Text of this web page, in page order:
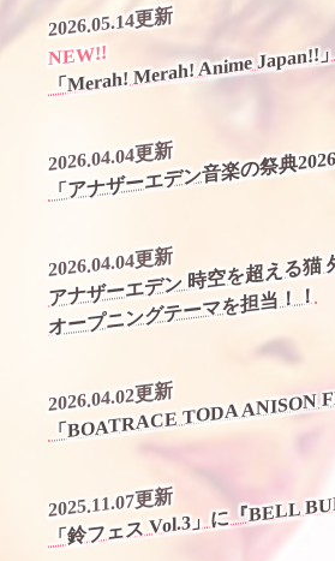
2026.05.14更新
NEW!!
「Merah! Merah! Anime
2026.04.04更新
「アナザーエデン音楽の祭典
2026.04.04更新
アナザーエデン 時空を超える
オープニングテーマを担当！！
2026.04.02更新
「BOATRACE TODA ANISON
2025.11.07更新
「鈴フェス Vol.3」に『BELL